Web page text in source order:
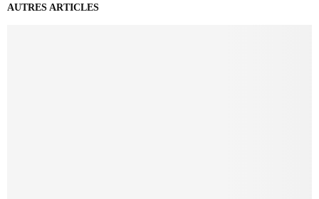
AUTRES ARTICLES